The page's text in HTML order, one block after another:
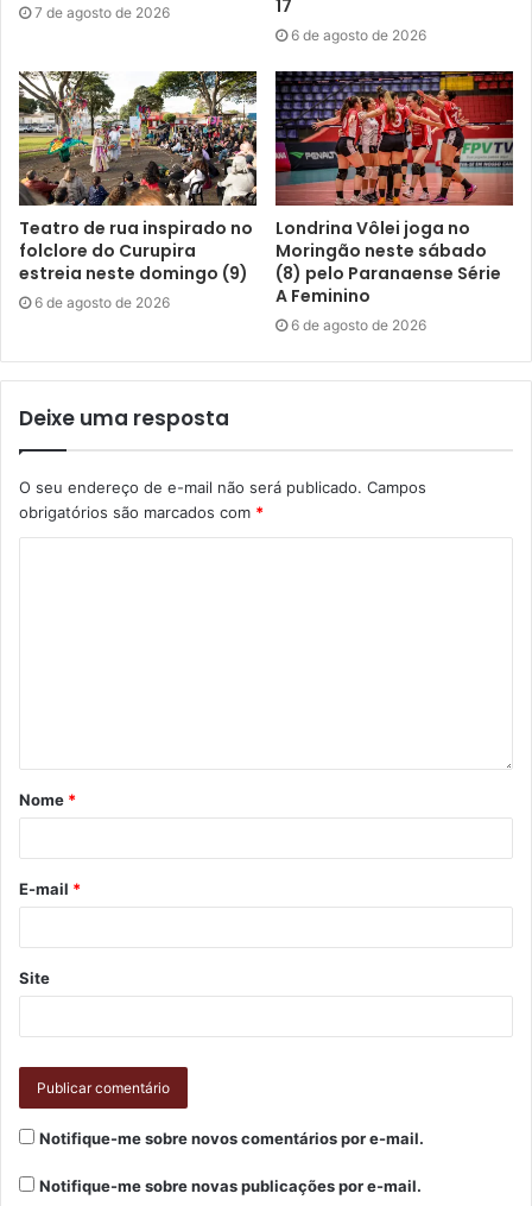
Etiquetas arte cultura Festival Internacional de Londrina
FILO
música
Programa Municipal de Incentivo à Cultura
promic
Secretaria Municipal de Cultura
SMC teatro
7 de agosto de 2026 17
6 de agosto de 2026
Teatro de rua inspirado no
folclore do Curupira
estreia neste domingo (9)
6 de agosto de 2026
Londrina Vôlei joga no
Moringão neste sábado
(8) pelo Paranaense Série
A Feminino
6 de agosto de 2026
Deixe uma resposta
O seu endereço de e-mail não será publicado. Campos
obrigatórios são marcados com *
Nome *
E-mail *
Site
Notifique-me sobre novos comentários por e-mail.
Notifique-me sobre novas publicações por e-mail.